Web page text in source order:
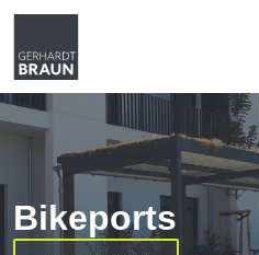
Bikeports